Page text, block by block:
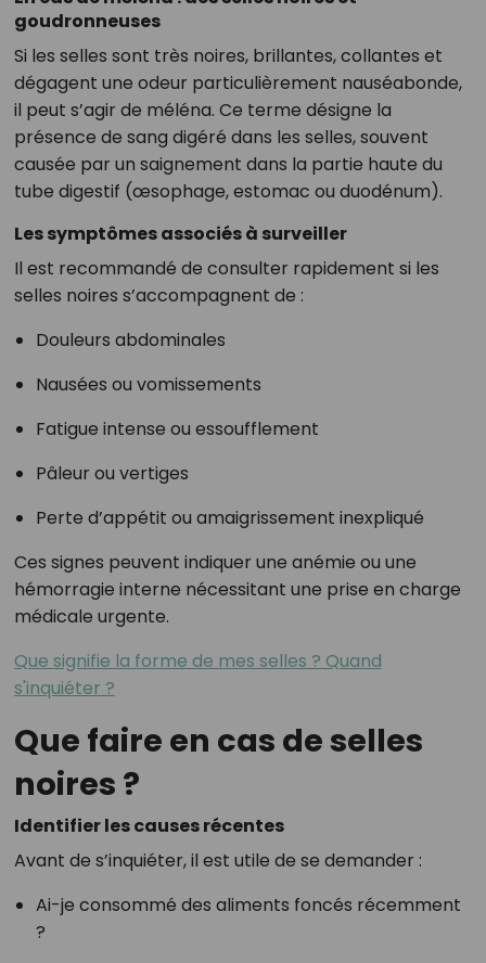
goudronneuses
Si les selles sont très noires, brillantes, collantes et
dégagent une odeur particulièrement nauséabonde,
il peut s’agir de méléna. Ce terme désigne la
présence de sang digéré dans les selles, souvent
causée par un saignement dans la partie haute du
tube digestif (œsophage, estomac ou duodénum).
Les symptômes associés à surveiller
Il est recommandé de consulter rapidement si les
selles noires s’accompagnent de :
Douleurs abdominales
Nausées ou vomissements
Fatigue intense ou essoufflement
Pâleur ou vertiges
Perte d’appétit ou amaigrissement inexpliqué
Ces signes peuvent indiquer une anémie ou une
hémorragie interne nécessitant une prise en charge
médicale urgente.
Que signifie la forme de mes selles ? Quand
s'inquiéter ?
Que faire en cas de selles
noires ?
Identifier les causes récentes
Avant de s’inquiéter, il est utile de se demander :
Ai-je consommé des aliments foncés récemment
?